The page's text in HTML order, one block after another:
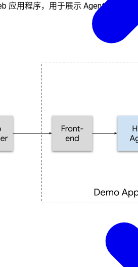
应用程序，用于展示 Agent 如何通